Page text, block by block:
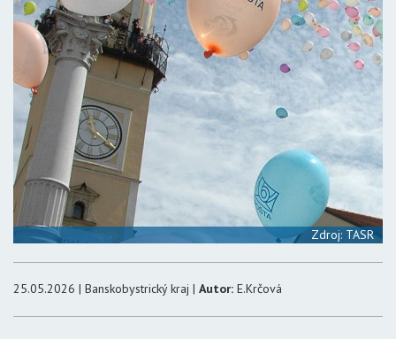
Zdroj: TASR
25.05.2026 | Banskobystrický kraj | Autor: E.Krčová